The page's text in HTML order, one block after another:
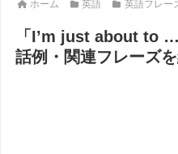
ホーム 英語 英語フレー
「I’m just about to
話例・関連フレーズ